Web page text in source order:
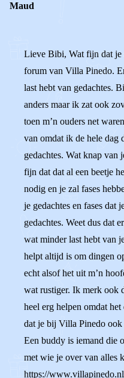
Maud
Lieve Bibi, Wat fijn dat je
forum van Villa Pinedo.
last hebt van gedachtes.
anders maar ik zat ook
toen m’n ouders net
van omdat ik de hele dag
gedachtes. Wat knap van
fijn dat dat al een beetje
nodig en je zal fases
je gedachtes en fases dat
gedachtes. Weet dus dat
wat minder last hebt van
helpt altijd is om dingen
echt alsof het uit m’n
wat rustiger. Ik merk ook
heel erg helpen omdat
dat je bij Villa Pinedo ook
Een buddy is iemand die
met wie je over van alles
https://